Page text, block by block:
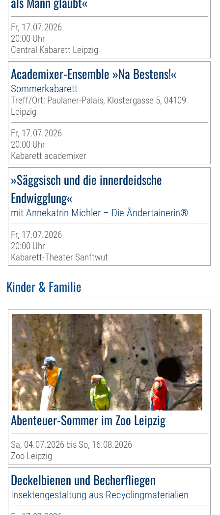
Fr, 17.07.2026
20:00 Uhr
Central Kabarett Leipzig
Academixer-Ensemble »Na Bestens!«
Sommerkabarett
Treff/Ort: Paulaner-Palais, Klostergasse 5, 04109
Leipzig
Fr, 17.07.2026
20:00 Uhr
Kabarett academixer
»Säggsisch und die innerdeidsche
Endwigglung«
mit Annekatrin Michler – Die Ändertainerin®
Fr, 17.07.2026
20:00 Uhr
Kabarett-Theater Sanftwut
Kinder & Familie
Abenteuer-Sommer im Zoo Leipzig
Sa, 04.07.2026 bis So, 16.08.2026
Zoo Leipzig
Deckelbienen und Becherfliegen
Insektengestaltung aus Recyclingmaterialien